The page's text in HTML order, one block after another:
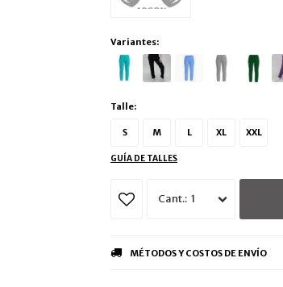
Variantes:
Talle:
S M L XL XXL
GUÍA DE TALLES
1
MÉTODOS Y COSTOS DE ENVÍO